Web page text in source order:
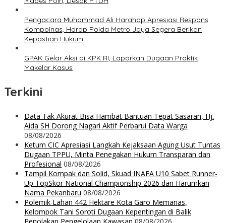
Pengacara Muhammad Ali Harahap Apresiasi Respons
Kompolnas, Harap Polda Metro Jaya Segera Berikan
Kepastian Hukum
GPAK Gelar Aksi di KPK RI, Laporkan Dugaan Praktik
Makelar Kasus
Terkini
Data Tak Akurat Bisa Hambat Bantuan Tepat Sasaran, Hj.
Aida SH Dorong Nagari Aktif Perbarui Data Warga
08/08/2026
Ketum CIC Apresiasi Langkah Kejaksaan Agung Usut Tuntas
Dugaan TPPU, Minta Penegakan Hukum Transparan dan
Profesional 08/08/2026
Tampil Kompak dan Solid, Skuad INAFA U10 Sabet Runner-
Up TopSkor National Championship 2026 dan Harumkan
Nama Pekanbaru 08/08/2026
Polemik Lahan 442 Hektare Kota Garo Memanas,
Kelompok Tani Soroti Dugaan Kepentingan di Balik